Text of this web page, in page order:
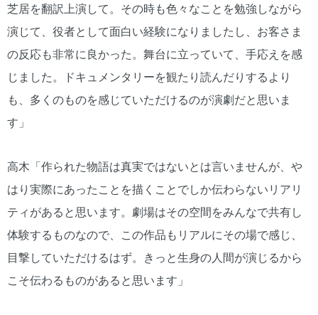
芝居を翻訳上演して。その時も色々なことを勉強しながら
演じて、役者として面白い経験になりましたし、お客さま
の反応も非常に良かった。舞台に立っていて、手応えを感
じました。ドキュメンタリーを観たり読んだりするより
も、多くのものを感じていただけるのが演劇だと思いま
す」
高木「作られた物語は真実ではないとは言いませんが、や
はり実際にあったことを描くことでしか伝わらないリアリ
ティがあると思います。劇場はその空間をみんなで共有し
体験するものなので、この作品もリアルにその場で感じ、
目撃していただけるはず。きっと生身の人間が演じるから
こそ伝わるものがあると思います」